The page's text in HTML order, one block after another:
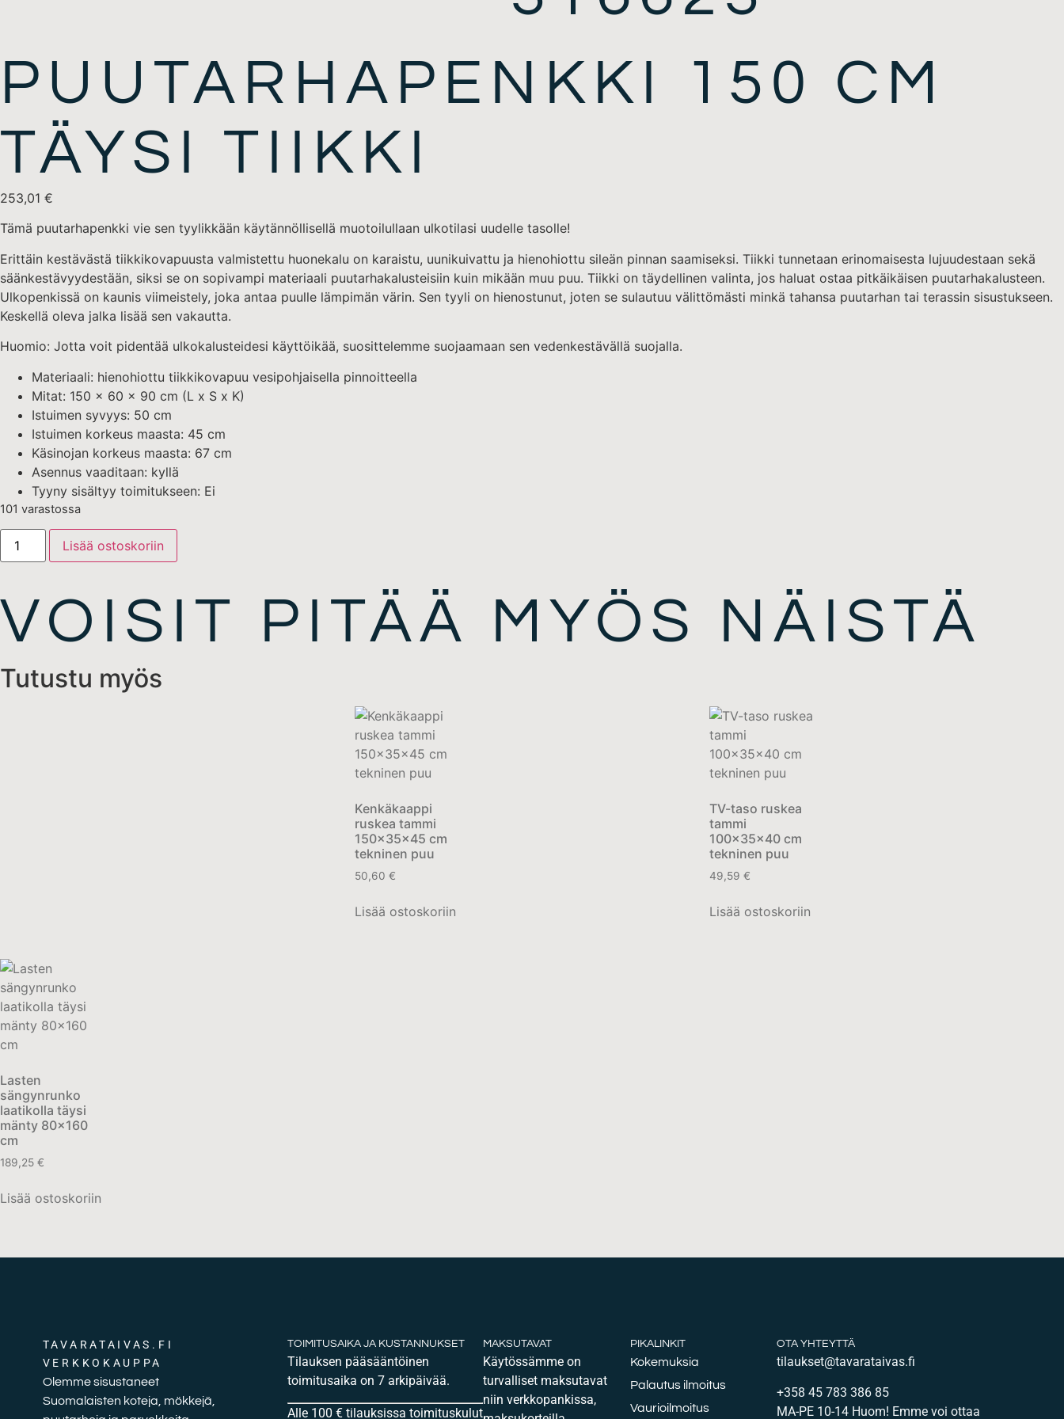
PUUTARHAPENKKI 150 CM
TÄYSI TIIKKI
253,01 €
Tämä puutarhapenkki vie sen tyylikkään käytännöllisellä muotoilullaan ulkotilasi uudelle tasolle!
Erittäin kestävästä tiikkikovapuusta valmistettu huonekalu on karaistu, uunikuivattu ja hienohiottu sileän pinnan saamiseksi. Tiikki tunnetaan erinomaisesta lujuudestaan sekä
säänkestävyydestään, siksi se on sopivampi materiaali puutarhakalusteisiin kuin mikään muu puu. Tiikki on täydellinen valinta, jos haluat ostaa pitkäikäisen puutarhakalusteen.
Ulkopenkissä on kaunis viimeistely, joka antaa puulle lämpimän värin. Sen tyyli on hienostunut, joten se sulautuu välittömästi minkä tahansa puutarhan tai terassin sisustukseen.
Keskellä oleva jalka lisää sen vakautta.
Huomio: Jotta voit pidentää ulkokalusteidesi käyttöikää, suosittelemme suojaamaan sen vedenkestävällä suojalla.
Materiaali: hienohiottu tiikkikovapuu vesipohjaisella pinnoitteella
Mitat: 150 x 60 x 90 cm (L x S x K)
Istuimen syvyys: 50 cm
Istuimen korkeus maasta: 45 cm
Käsinojan korkeus maasta: 67 cm
Asennus vaaditaan: kyllä
Tyyny sisältyy toimitukseen: Ei
101 varastossa
Lisää ostoskoriin
VOISIT PITÄÄ MYÖS NÄISTÄ
Tutustu myös
Kenkäkaappi
ruskea tammi
150x35x45 cm
tekninen puu
50,60 €
Lisää ostoskoriin
TV-taso ruskea
tammi
100x35x40 cm
tekninen puu
49,59 €
Lisää ostoskoriin
Lasten
sängynrunko
laatikolla täysi
mänty 80×160
cm
189,25 €
Lisää ostoskoriin
TAVARATAIVAS.FI
VERKKOKAUPPA
Olemme sisustaneet
Suomalaisten koteja, mökkejä,
TOIMITUSAIKA JA KUSTANNUKSET
Tilauksen pääsääntöinen
toimitusaika on 7 arkipäivää.
Alle 100 € tilauksissa toimituskulut
MAKSUTAVAT
Käytössämme on
turvalliset maksutavat
niin verkkopankissa,
PIKALINKIT
Kokemuksia
Palautus ilmoitus
Vaurioilmoitus
OTA YHTEYTTÄ
tilaukset@tavarataivas.fi
+358 45 783 386 85
MA-PE 10-14 Huom! Emme voi ottaa